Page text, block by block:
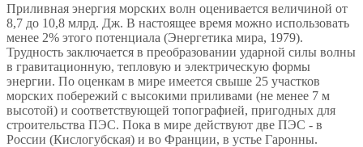
Приливная энергия морских волн оценивается величиной от
8,7 до 10,8 млрд. Дж. В настоящее время можно использовать
менее 2% этого потенциала (Энергетика мира, 1979).
Трудность заключается в преобразовании ударной силы волны
в гравитационную, тепловую и электрическую формы
энергии. По оценкам в мире имеется свыше 25 участков
морских побережий с высокими приливами (не менее 7 м
высотой) и соответствующей топографией, пригодных для
строительства ПЭС. Пока в мире действуют две ПЭС - в
России (Кислогубская) и во Франции, в устье Гаронны.